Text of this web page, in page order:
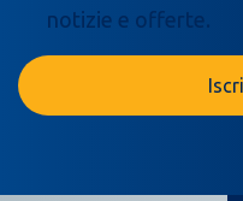
notizie e offerte.